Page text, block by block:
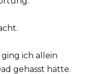
ich allein
gehasst hätte.